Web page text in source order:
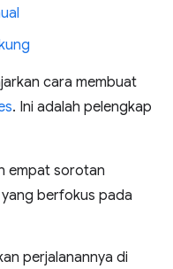
cara membuat
. Ini adalah pelengkap
empat sorotan
berfokus pada
perjalanannya di